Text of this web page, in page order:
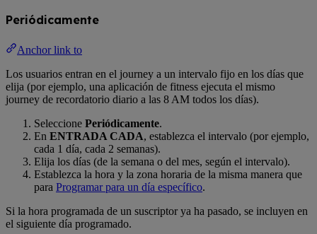
Periódicamente
Anchor link to
Los usuarios entran en el journey a un intervalo fijo en los días que
elija (por ejemplo, una aplicación de fitness ejecuta el mismo
journey de recordatorio diario a las 8 AM todos los días).
Seleccione Periódicamente.
En ENTRADA CADA, establezca el intervalo (por ejemplo,
cada 1 día, cada 2 semanas).
Elija los días (de la semana o del mes, según el intervalo).
Establezca la hora y la zona horaria de la misma manera que
para Programar para un día específico.
Si la hora programada de un suscriptor ya ha pasado, se incluyen en
el siguiente día programado.